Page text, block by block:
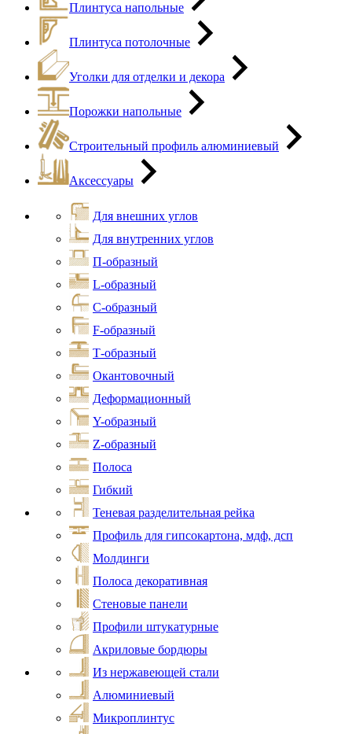
Плинтуса напольные
Плинтуса потолочные
Уголки для отделки и декора
Порожки напольные
Строительный профиль алюминиевый
Аксессуары
Для внешних углов
Для внутренних углов
П-образный
L-образный
С-образный
F-образный
Т-образный
Окантовочный
Деформационный
Y-образный
Z-образный
Полоса
Гибкий
Теневая разделительная рейка
Профиль для гипсокартона, мдф, дсп
Молдинги
Полоса декоративная
Стеновые панели
Профили штукатурные
Акриловые бордюры
Из нержавеющей стали
Алюминиевый
Микроплинтус